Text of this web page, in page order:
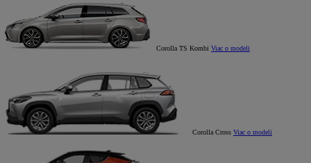
Corolla TS Kombi Viac o modeli
Corolla Cross Viac o modeli